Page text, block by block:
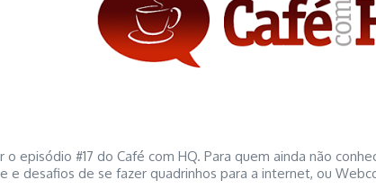
episódio #17 do Café com HQ. Para quem ainda não
e desafios de se fazer quadrinhos para a internet, ou